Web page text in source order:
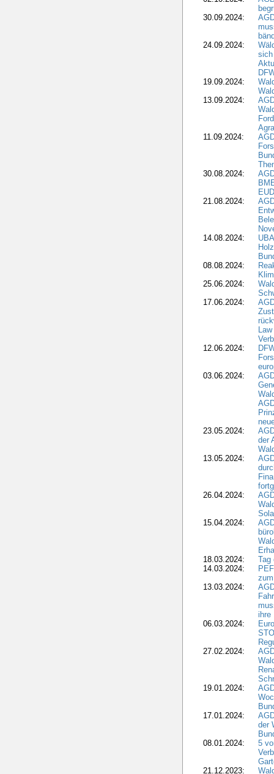
30.09.2024:
24.09.2024:
sich
19.09.2024:
13.09.2024:
11.09.2024:
30.08.2024:
21.08.2024:
14.08.2024:
08.08.2024:
25.06.2024:
17.06.2024:
12.06.2024:
03.06.2024:
23.05.2024:
der
13.05.2024:
26.04.2024:
15.04.2024:
18.03.2024:
Tag
14.03.2024:
13.03.2024:
ihre
06.03.2024:
27.02.2024:
19.01.2024:
17.01.2024:
der
08.01.2024:
5
21.12.2023: